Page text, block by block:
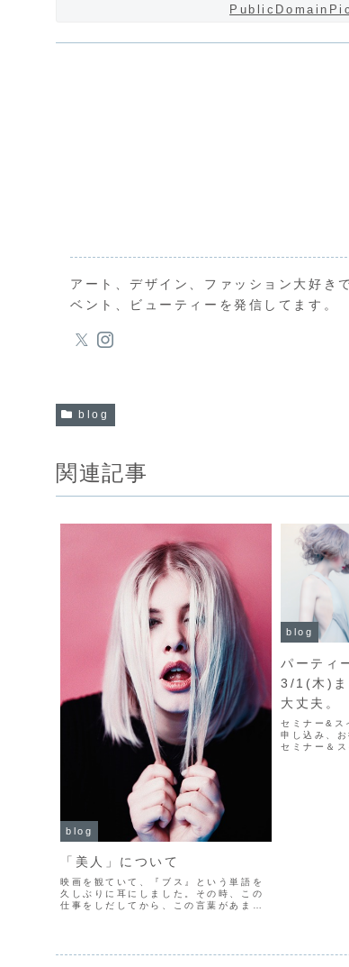
アート、デザイン、ファッション大好き
ベント、ビューティーを発信してます。
blog
関連記事
blog
「美人」について
映画を観ていて、『ブス』という単語を
久しぶりに耳にしました。その時、この
仕事をしだしてから、この言葉があまり
blog
パーティ
3/1(木)ま
大丈夫。
セミナー&ス
申し込み、
セミナー＆